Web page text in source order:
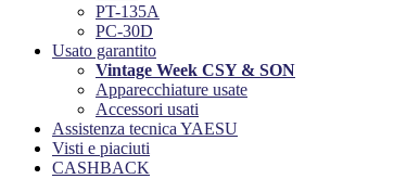
PT-135A
PC-30D
Usato garantito
Vintage Week CSY & SON
Apparecchiature usate
Accessori usati
Assistenza tecnica YAESU
Visti e piaciuti
CASHBACK